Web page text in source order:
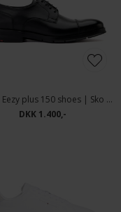
LLoyd - Eezy plus 150 shoes | Sko Black
DKK 1.400,-